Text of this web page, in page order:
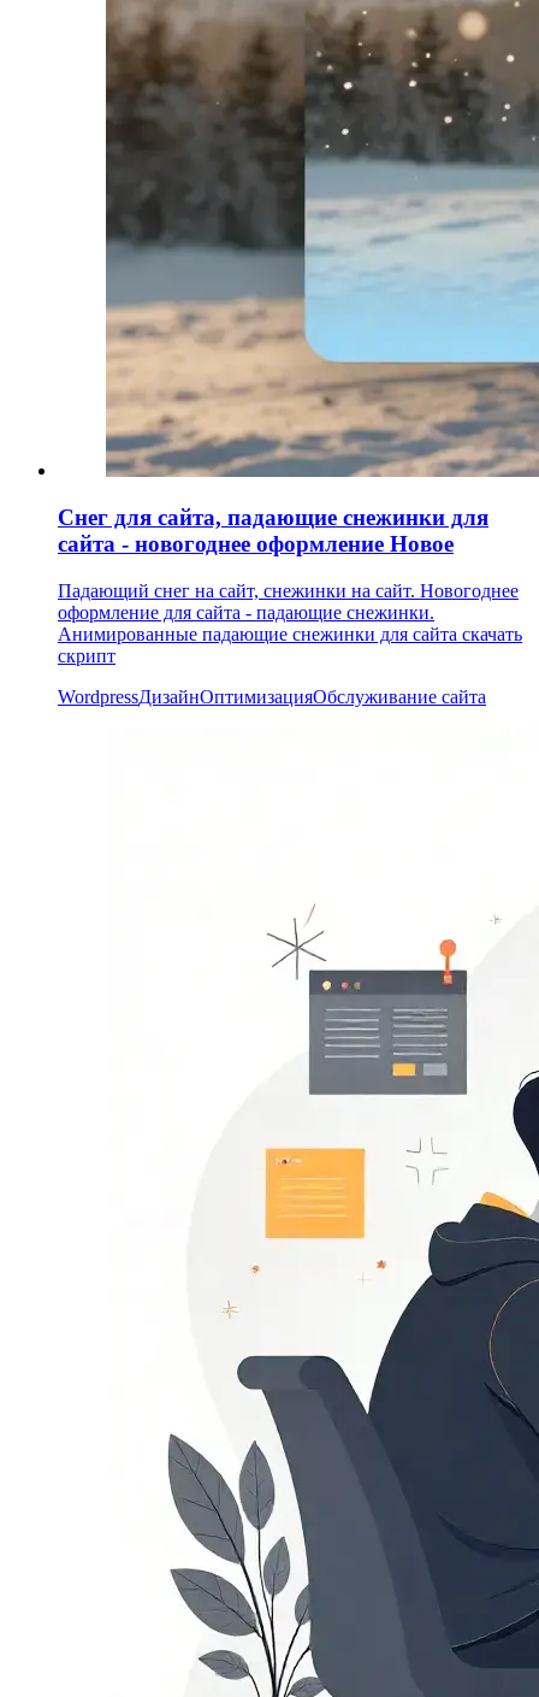
Снег для сайта, падающие снежинки для
сайта - новогоднее оформление Новое
Падающий снег на сайт, снежинки на сайт. Новогоднее
оформление для сайта - падающие снежинки.
Анимированные падающие снежинки для сайта скачать
скрипт
WordpressДизайнОптимизацияОбслуживание сайта